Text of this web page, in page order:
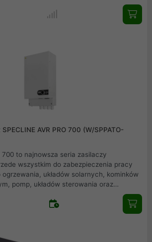
SPECLINE AVR 700 wraz z modułem
samochodowym) zabezpieczają
przed spadkami i zanikami napięcia w
AVR PRO 700 (W/SPPATO-
700 to najnowsza seria zasilaczy
wszystkim do zabezpieczenia pracy
ogrzewania, układów solarnych, kominków
pomp, układów sterowania oraz
SPECLINE AVR Pro 700 zabezpieczają
przed spadkami i zanikami napięcia w